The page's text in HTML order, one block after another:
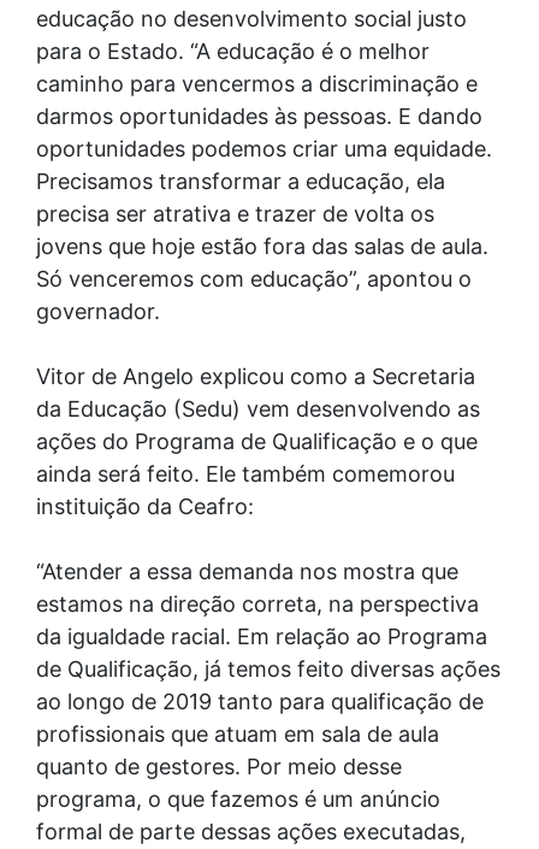
educação no desenvolvimento social justo
para o Estado. “A educação é o melhor
caminho para vencermos a discriminação e
darmos oportunidades às pessoas. E dando
oportunidades podemos criar uma equidade.
Precisamos transformar a educação, ela
precisa ser atrativa e trazer de volta os
jovens que hoje estão fora das salas de aula.
Só venceremos com educação”, apontou o
governador.
Vitor de Angelo explicou como a Secretaria
da Educação (Sedu) vem desenvolvendo as
ações do Programa de Qualificação e o que
ainda será feito. Ele também comemorou
instituição da Ceafro:
“Atender a essa demanda nos mostra que
estamos na direção correta, na perspectiva
da igualdade racial. Em relação ao Programa
de Qualificação, já temos feito diversas ações
ao longo de 2019 tanto para qualificação de
profissionais que atuam em sala de aula
quanto de gestores. Por meio desse
programa, o que fazemos é um anúncio
formal de parte dessas ações executadas,